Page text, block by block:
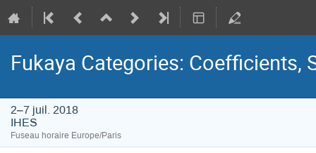
Fukaya Categories: Coefficients,
2–7 juil. 2018
IHES
Fuseau horaire Europe/Paris